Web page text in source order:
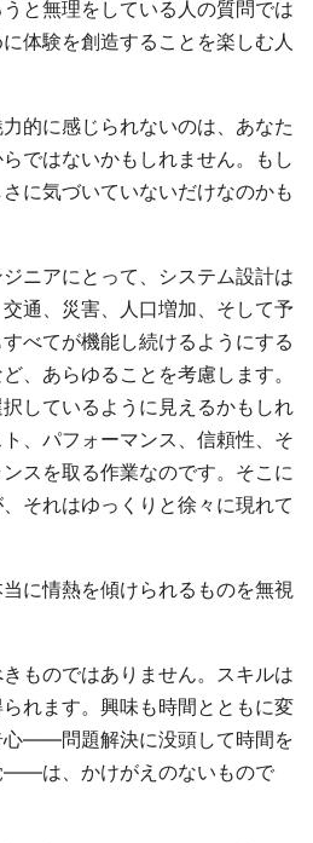
と無理をしている人の質問では
体験を創造することを楽しむ人
的に感じられないのは、あなた
ではないかもしれません。もし
に気づいていないだけなのかも
ニアにとって、システム設計は
通、災害、人口増加、そして予
べてが機能し続けるようにする
、あらゆることを考慮します。
しているように見えるかもしれ
、パフォーマンス、信頼性、そ
スを取る作業なのです。そこに
それはゆっくりと徐々に現れて
に情熱を傾けられるものを無視
ものではありません。スキルは
れます。興味も時間とともに変
心――問題解決に没頭して時間を
――は、かけがえのないもので